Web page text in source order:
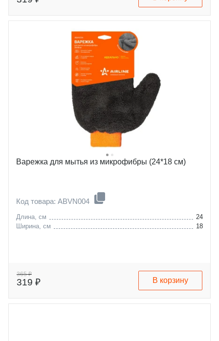
Варежка для мытья из микрофибры (24*18 см)
Код товара: ABVN004
Длина, см
24
Ширина, см
18
365 ₽
319 ₽ В корзину